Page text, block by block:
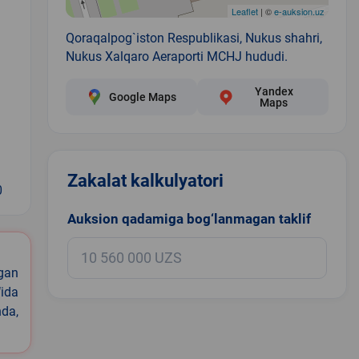
Leaflet| ©e-auksion.uz
Qoraqalpog`iston Respublikasi, Nukus shahri,
Nukus Xalqaro Aeraporti MCHJ hududi.
Google Maps
Yandex
Maps
Zakalat kalkulyatori
Auksion qadamiga bog‘lanmagan taklif